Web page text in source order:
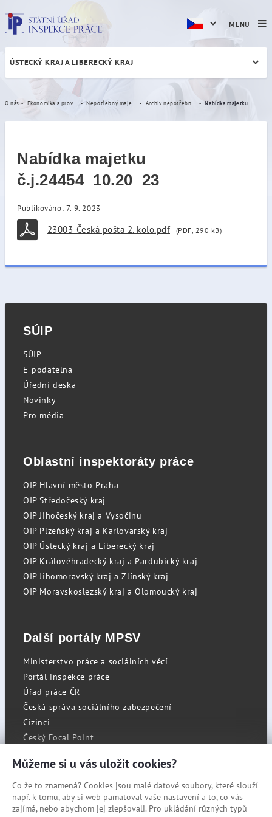
Nabídka majetku
ÚSTECKÝ KRAJ A LIBERECKÝ KRAJ
O nás
Nabídka majetku
č.j.24454_10.20_23
Publikováno: 7. 9. 2023
23003-Česká pošta 2. kolo.pdf (PDF, 290 kB)
MENU
SÚIP
SÚIP
E-podatelna
Úřední deska
Novinky
Pro média
Oblastní inspektoráty práce
OIP Hlavní město Praha
OIP Středočeský kraj
OIP Jihočeský kraj a Vysočinu
OIP Plzeňský kraj a Karlovarský kraj
OIP Ústecký kraj a Liberecký kraj
OIP Královéhradecký kraj a Pardubický kraj
OIP Jihomoravský kraj a Zlínský kraj
OIP Moravskoslezský kraj a Olomoucký kraj
Další portály MPSV
Ministerstvo práce a sociálních věcí
Portál inspekce práce
Úřad práce ČR
Česká správa sociálního zabezpečení
Cizinci
Český Focal Point
RSS
Cookies
Můžeme si u vás uložit cookies?
Co že to znamená? Cookies jsou malé datové soubory, které slouží
např. k tomu, aby si web pamatoval vaše nastavení a to, co vás
zajímá, nebo abychom jej zlepšovali. Pro ukládání různých typů